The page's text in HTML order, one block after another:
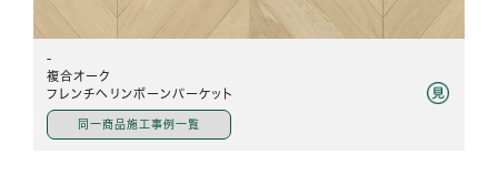
-
複合オーク
フレンチヘリンボーンパーケット
同一商品施工事例一覧